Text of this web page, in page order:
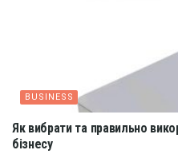
BUSINESS
Як вибрати та правильно
бізнесу